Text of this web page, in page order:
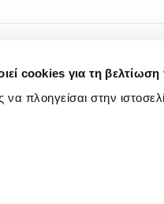
cookies για τη βελτίωση
να πλοηγείσαι στην